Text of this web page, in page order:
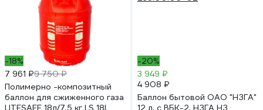
-18%
7 961 ₽9 750 ₽
Полимерно -композитный
баллон для сжиженного газа
LITESAFE 18л/7,5 кг LS 18L
-20%
3 949 ₽
4 908 ₽
Баллон бытовой ОАО "НЗГА"
12 л, с ВБК-2, НЗГА НЗ